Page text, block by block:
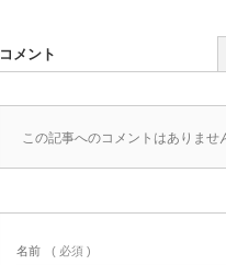
コメント
この記事へのコメントはありませ
名前 ( 必須 )